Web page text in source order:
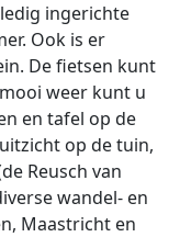
ingerichte
Ook is er
De fietsen kunt
weer kunt u
en tafel op de
op de tuin,
Reusch van
wandel- en
Maastricht en